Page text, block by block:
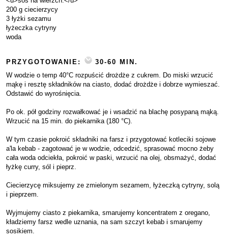
200 g ciecierzycy
3 łyżki sezamu
łyżeczka cytryny
woda
PRZYGOTOWANIE:
30-60 MIN.
W wodzie o temp 40°C rozpuścić drożdże z cukrem. Do miski wrzucić
mąkę i resztę składników na ciasto, dodać drożdże i dobrze wymieszać.
Odstawić do wyrośnięcia.
Po ok. pół godziny rozwałkować je i wsadzić na blachę posypaną mąką.
Wrzucić na 15 min. do piekarnika (180 °C).
W tym czasie pokroić składniki na farsz i przygotować kotleciki sojowe
a'la kebab - zagotować je w wodzie, odcedzić, sprasować mocno żeby
cała woda odciekła, pokroić w paski, wrzucić na olej, obsmażyć, dodać
łyżkę curry, sól i pieprz.
Ciecierzycę miksujemy ze zmielonym sezamem, łyżeczką cytryny, solą
i pieprzem.
Wyjmujemy ciasto z piekarnika, smarujemy koncentratem z oregano,
kładziemy farsz wedle uznania, na sam szczyt kebab i smarujemy
sosikiem.